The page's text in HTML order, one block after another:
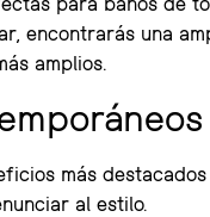
encontrarás una
amplios.
más
al estilo.